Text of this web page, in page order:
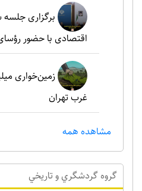
برگزاری
اقتصادی با حضور
زمین‌خواری
غرب تهران
مشاهده همه
گروه گردشگري و تاريخي